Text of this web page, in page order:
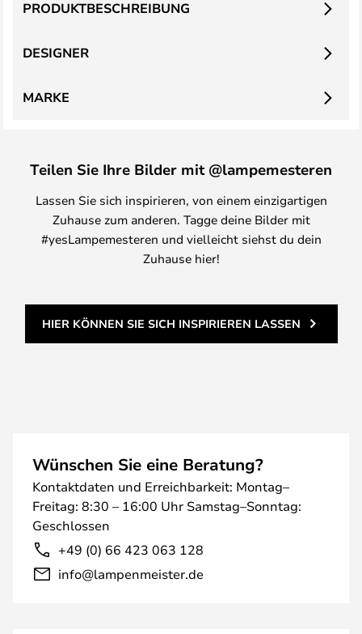
PRODUKTBESCHREIBUNG
DESIGNER
MARKE
Teilen Sie Ihre Bilder mit @lampemesteren
Lassen Sie sich inspirieren, von einem einzigartigen
Zuhause zum anderen. Tagge deine Bilder mit
#yesLampemesteren und vielleicht siehst du dein
Zuhause hier!
HIER KÖNNEN SIE SICH INSPIRIEREN LASSEN
Wünschen Sie eine Beratung?
Kontaktdaten und Erreichbarkeit: Montag–
Freitag: 8:30 – 16:00 Uhr Samstag–Sonntag:
Geschlossen
+49 (0) 66 423 063 128
info@lampenmeister.de